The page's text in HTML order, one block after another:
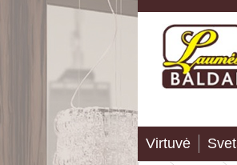
Virtuvė